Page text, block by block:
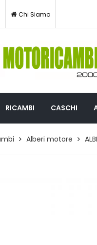
Chi Siamo
RICAMBI CASCHI
Alberi motore